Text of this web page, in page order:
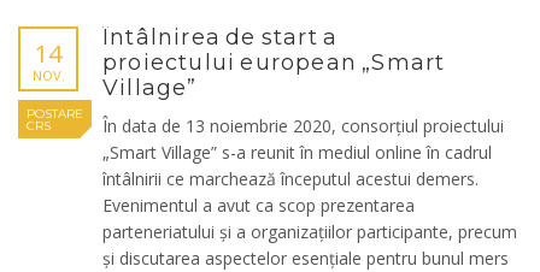
14
NOV.
POSTARE
CRS
Întâlnirea de start a
proiectului european „Smart
Village”
În data de 13 noiembrie 2020, consorțiul proiectului
„Smart Village” s-a reunit în mediul online în cadrul
întâlnirii ce marchează începutul acestui demers.
Evenimentul a avut ca scop prezentarea
parteneriatului și a organizațiilor participante, precum
și discutarea aspectelor esențiale pentru bunul mers